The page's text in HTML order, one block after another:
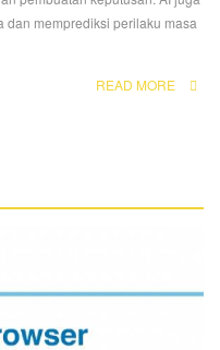
memprediksi perilaku masa
READ MORE